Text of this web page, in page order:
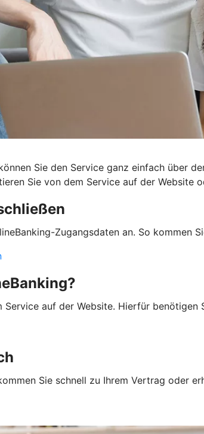
Sie den Service ganz einfach über
Sie von dem Service auf der Website
Zugangsdaten an. So kommen
auf der Website. Hierfür benötigen
Sie schnell zu Ihrem Vertrag oder